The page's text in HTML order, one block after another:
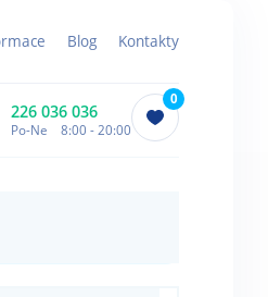
Blog Kontakty
226 036 036
Po-Ne 8:00 - 20:00
0